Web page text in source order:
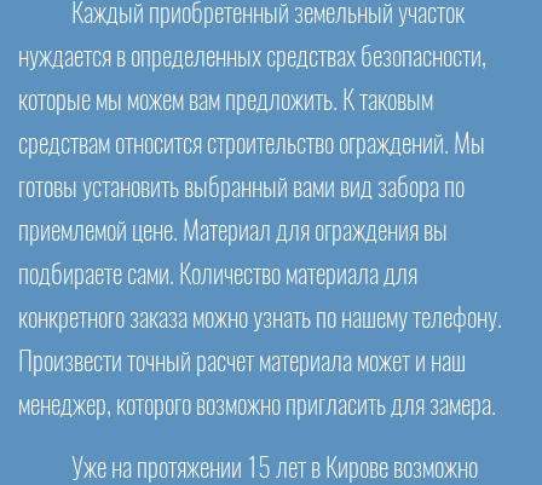
Каждый приобретенный земельный участок
нуждается в определенных средствах безопасности,
которые мы можем вам предложить. К таковым
средствам относится строительство ограждений. Мы
готовы установить выбранный вами вид забора по
приемлемой цене. Материал для ограждения вы
подбираете сами. Количество материала для
конкретного заказа можно узнать по нашему телефону.
Произвести точный расчет материала может и наш
менеджер, которого возможно пригласить для замера.
Уже на протяжении 15 лет в Кирове возможно